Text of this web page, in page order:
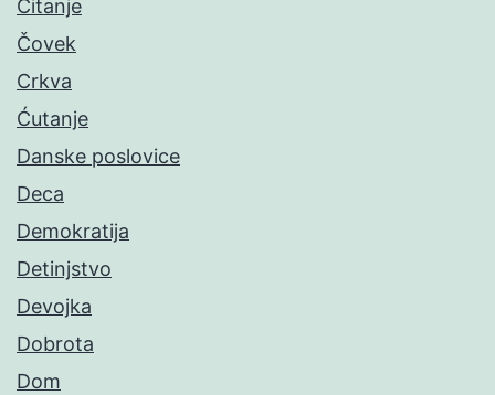
Čitanje
Čovek
Crkva
Ćutanje
Danske poslovice
Deca
Demokratija
Detinjstvo
Devojka
Dobrota
Dom